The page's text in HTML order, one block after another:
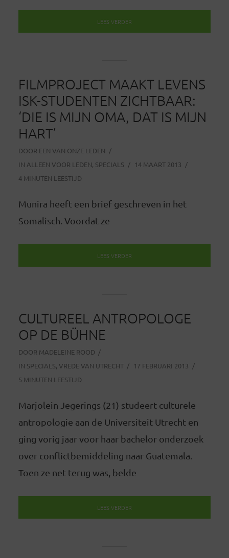
LEES VERDER
FILMPROJECT MAAKT LEVENS
ISK-STUDENTEN ZICHTBAAR:
‘DIE IS MIJN OMA, DAT IS MIJN
HART’
DOOR EEN VAN ONZE LEDEN
IN ALLEEN VOOR LEDEN, SPECIALS
14 MAART 2013
4 MINUTEN LEESTIJD
Munira heeft een brief geschreven in het
Somalisch. Voordat ze
LEES VERDER
CULTUREEL ANTROPOLOGE
OP DE BÜHNE
DOOR MADELEINE ROOD
IN SPECIALS, VREDE VAN UTRECHT
17 FEBRUARI 2013
5 MINUTEN LEESTIJD
Marjolein Jegerings (21) studeert culturele
antropologie aan de Universiteit Utrecht en
ging vorig jaar voor haar bachelor onderzoek
over conflictbemiddeling naar Guatemala.
Toen ze net terug was, belde
LEES VERDER